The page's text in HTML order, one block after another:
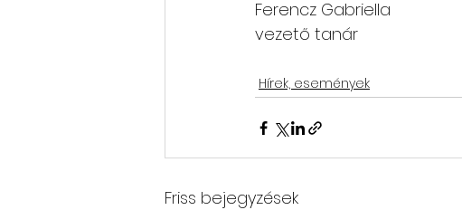
Ferencz Gabriella
vezető tanár
Hírek, események
Friss bejegyzések